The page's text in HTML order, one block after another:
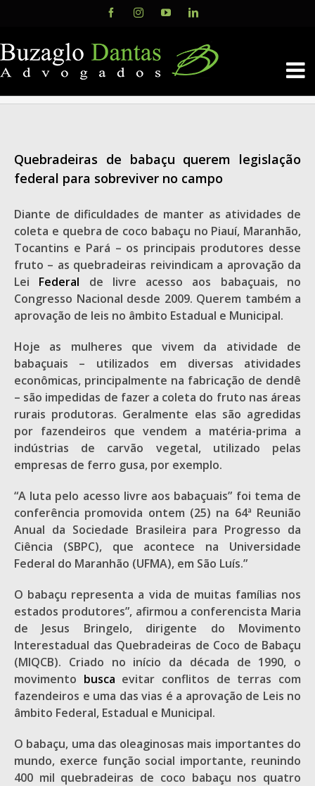
content
FacebookInstagramYouTubeLinkedIn
Quebradeiras de babaçu querem legislação
federal para sobreviver no campo
Diante de dificuldades de manter as atividades de
coleta e quebra de coco babaçu no Piauí, Maranhão,
Tocantins e Pará – os principais produtores desse
fruto – as quebradeiras reivindicam a aprovação da
Lei Federal de livre acesso aos babaçuais, no
Congresso Nacional desde 2009. Querem também a
aprovação de leis no âmbito Estadual e Municipal.
Hoje as mulheres que vivem da atividade de
babaçuais – utilizados em diversas atividades
econômicas, principalmente na fabricação de dendê
– são impedidas de fazer a coleta do fruto nas áreas
rurais produtoras. Geralmente elas são agredidas
por fazendeiros que vendem a matéria-prima a
indústrias de carvão vegetal, utilizado pelas
empresas de ferro gusa, por exemplo.
“A luta pelo acesso livre aos babaçuais” foi tema de
conferência promovida ontem (25) na 64ª Reunião
Anual da Sociedade Brasileira para Progresso da
Ciência (SBPC), que acontece na Universidade
Federal do Maranhão (UFMA), em São Luís.”
O babaçu representa a vida de muitas famílias nos
estados produtores”, afirmou a conferencista Maria
de Jesus Bringelo, dirigente do Movimento
Interestadual das Quebradeiras de Coco de Babaçu
(MIQCB). Criado no início da década de 1990, o
movimento busca evitar conflitos de terras com
fazendeiros e uma das vias é a aprovação de Leis no
âmbito Federal, Estadual e Municipal.
O babaçu, uma das oleaginosas mais importantes do
mundo, exerce função social importante, reunindo
400 mil quebradeiras de coco babaçu nos quatro